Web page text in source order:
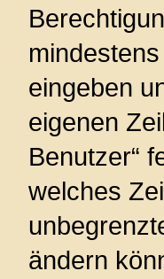
eingeben
eigenen
Benutzer“
welches
ändern